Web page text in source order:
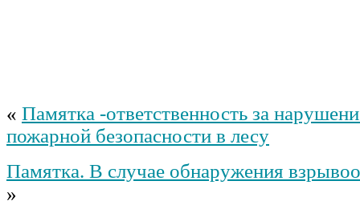
« Памятка -ответственность за
пожарной безопасности в лесу
Памятка. В случае обнаружения
»